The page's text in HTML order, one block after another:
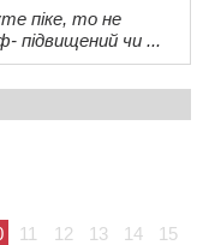
піке, то не
підвищений чи ...
11 12 13 14
15